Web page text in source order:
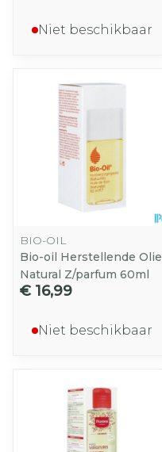
Niet beschikbaar
BIO-OIL
Bio-oil Herstellende Olie
Natural Z/parfum 60ml
€ 16,99
Niet beschikbaar